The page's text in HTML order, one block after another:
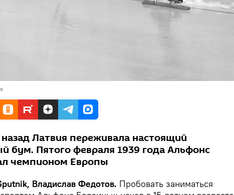
Латвия переживала настоящий
бум. Пятого февраля 1939 года Альфонс
чемпионом Европы
Владислав Федотов. Пробовать заниматься